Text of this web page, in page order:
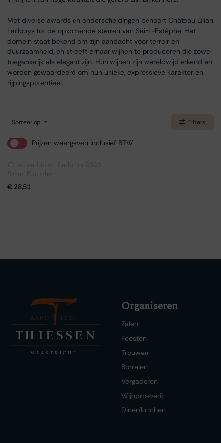
Met diverse awards en onderscheidingen behoort Château Lilian
Ladouys tot de opkomende sterren van Saint-Estèphe. Het
domein staat bekend om zijn aandacht voor terroir en
duurzaamheid, en streeft ernaar wijnen te produceren die zowel
toegankelijk als elegant zijn. Hun wijnen zijn wereldwijd erkend en
worden gewaardeerd om hun unieke, expressieve karakter en
rijpingspotentieel.
Sorteer op Filters
Prijzen weergeven inclusief BTW
€ 28,51
Organiseren
Zalen
Feesten
Trouwen
Borrelen
Vergaderen
Wijnproeverij
Diner/lunchen